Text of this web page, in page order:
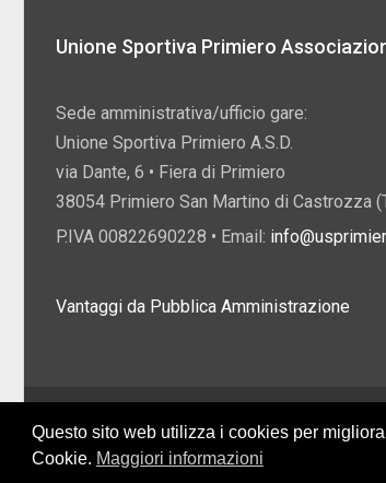
Unione Sportiva Primiero
Sede amministrativa/ufficio gare:
Unione Sportiva Primiero A.S.D.
via Dante, 6 • Fiera di Primiero
38054 Primiero San Martino di Castrozza
P.IVA 00822690228 • Email:
Vantaggi da Pubblica Amministrazione
Creative Commons
Questo sito web utilizza i cookies per
Cookie. Maggiori informazioni